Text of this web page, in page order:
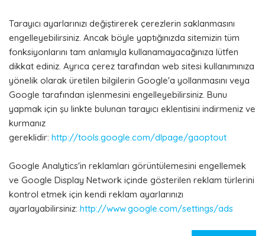
Tarayıcı ayarlarınızı değiştirerek çerezlerin saklanmasını
engelleyebilirsiniz. Ancak böyle yaptığınızda sitemizin tüm
fonksiyonlarını tam anlamıyla kullanamayacağınıza lütfen
dikkat ediniz. Ayrıca çerez tarafından web sitesi kullanımınıza
yönelik olarak üretilen bilgilerin Google'a yollanmasını veya
Google tarafından işlenmesini engelleyebilirsiniz. Bunu
yapmak için şu linkte bulunan tarayıcı eklentisini indirmeniz ve
kurmanız
gereklidir: http://tools.google.com/dlpage/gaoptout
Google Analytics'in reklamları görüntülemesini engellemek
ve Google Display Network içinde gösterilen reklam türlerini
kontrol etmek için kendi reklam ayarlarınızı
ayarlayabilirsiniz: http://www.google.com/settings/ads